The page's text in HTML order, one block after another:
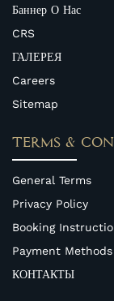
Баннер О Нас
CRS
ГАЛЕРЕЯ
Careers
Sitemap
TERMS &
General Terms
Privacy Policy
Booking
Payment Methods
КОНТАКТЫ